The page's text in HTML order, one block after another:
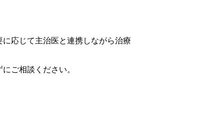
応じて主治医と連携しながら治療
ご相談ください。